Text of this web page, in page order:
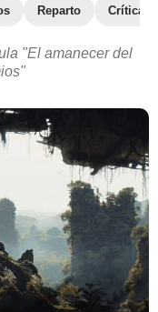
Reparto Críticas
"El amanecer del